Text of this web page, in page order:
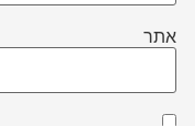
אתר